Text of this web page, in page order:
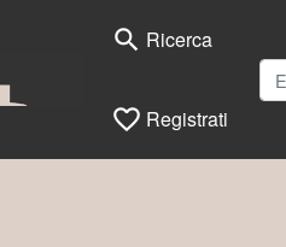
search Ricerca
favorite_border Registrati